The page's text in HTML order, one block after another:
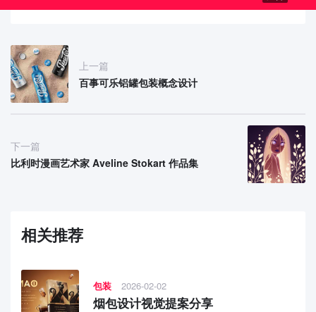
上一篇
百事可乐铝罐包装概念设计
下一篇
比利时漫画艺术家 Aveline Stokart 作品集
相关推荐
包装 2026-02-02
烟包设计视觉提案分享